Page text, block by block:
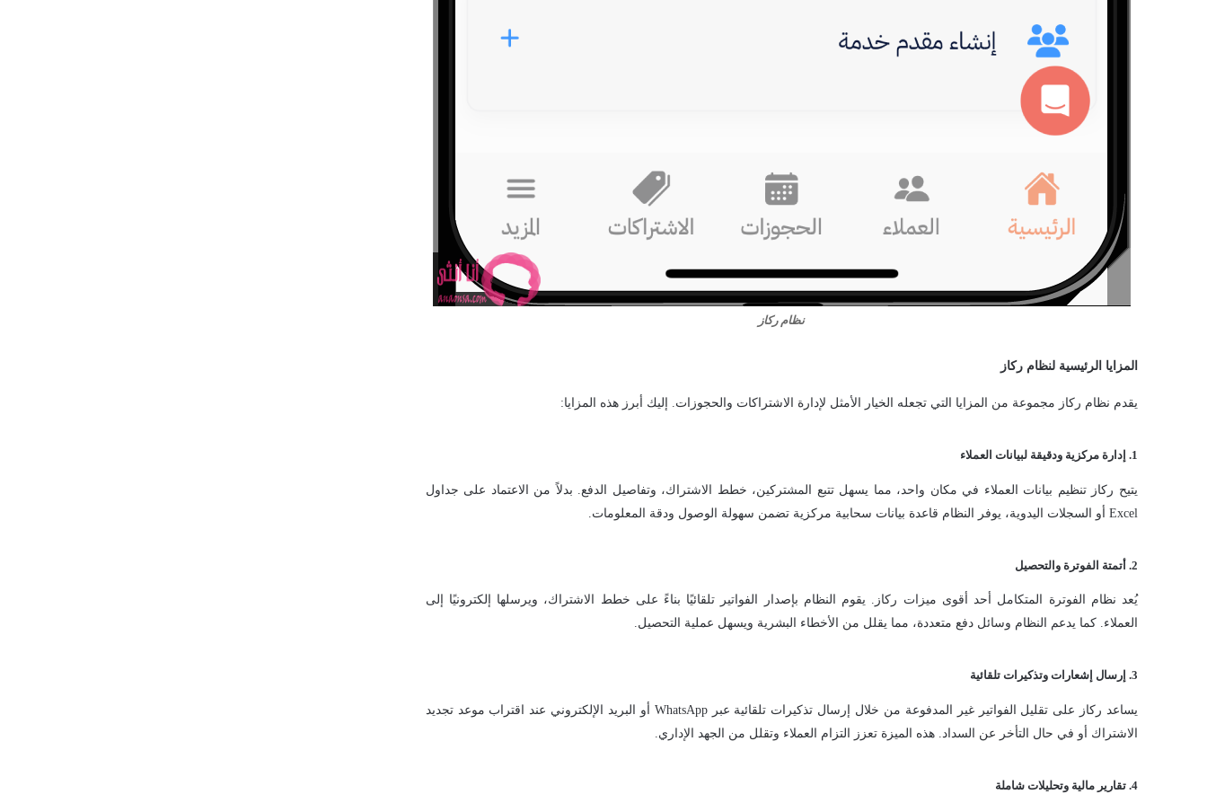
نظام ركاز
المزايا الرئيسية لنظام ركاز
يقدم نظام ركاز مجموعة من المزايا التي تجعله الخيار الأمثل لإدارة الاشتراكات والحجوزات. إليك أبرز هذه المزايا:
1. إدارة مركزية ودقيقة لبيانات العملاء
يتيح ركاز تنظيم بيانات العملاء في مكان واحد، مما يسهل تتبع المشتركين، خطط الاشتراك، وتفاصيل الدفع. بدلاً من الاعتماد على جداول
Excel أو السجلات اليدوية، يوفر النظام قاعدة بيانات سحابية مركزية تضمن سهولة الوصول ودقة المعلومات.
2. أتمتة الفوترة والتحصيل
يُعد نظام الفوترة المتكامل أحد أقوى ميزات ركاز. يقوم النظام بإصدار الفواتير تلقائيًا بناءً على خطط الاشتراك، ويرسلها إلكترونيًا إلى
العملاء. كما يدعم النظام وسائل دفع متعددة، مما يقلل من الأخطاء البشرية ويسهل عملية التحصيل.
3. إرسال إشعارات وتذكيرات تلقائية
يساعد ركاز على تقليل الفواتير غير المدفوعة من خلال إرسال تذكيرات تلقائية عبر WhatsApp أو البريد الإلكتروني عند اقتراب موعد تجديد
الاشتراك أو في حال التأخر عن السداد. هذه الميزة تعزز التزام العملاء وتقلل من الجهد الإداري.
4. تقارير مالية وتحليلات شاملة